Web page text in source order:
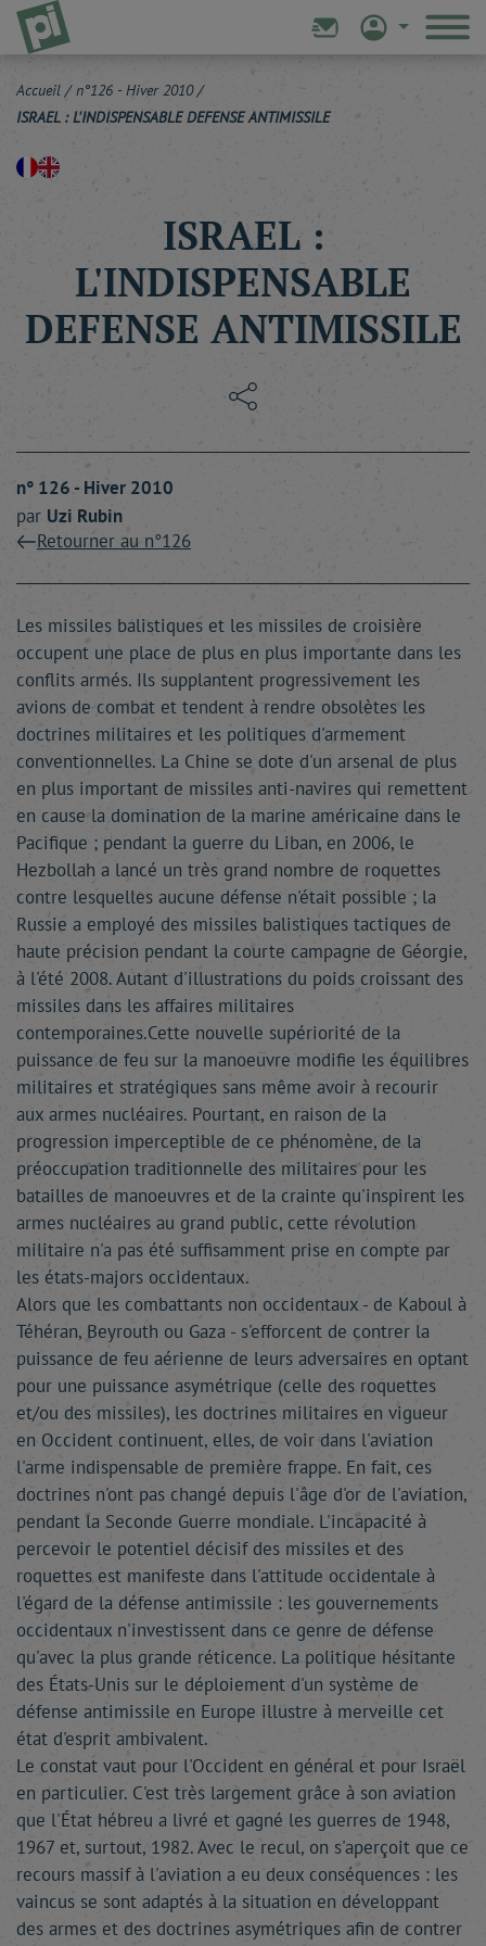
Accueil / n°126 - Hiver 2010/
ISRAEL : L'INDISPENSABLE DEFENSE ANTIMISSILE
ISRAEL :
L'INDISPENSABLE
DEFENSE ANTIMISSILE
n° 126 - Hiver 2010
par Uzi Rubin
Retourner au n°126
Les missiles balistiques et les missiles de croisière
occupent une place de plus en plus importante dans les
conflits armés. Ils supplantent progressivement les
avions de combat et tendent à rendre obsolètes les
doctrines militaires et les politiques d'armement
conventionnelles. La Chine se dote d'un arsenal de plus
en plus important de missiles anti-navires qui remettent
en cause la domination de la marine américaine dans le
Pacifique ; pendant la guerre du Liban, en 2006, le
Hezbollah a lancé un très grand nombre de roquettes
contre lesquelles aucune défense n'était possible ; la
Russie a employé des missiles balistiques tactiques de
haute précision pendant la courte campagne de Géorgie,
à l'été 2008. Autant d'illustrations du poids croissant des
missiles dans les affaires militaires
contemporaines.Cette nouvelle supériorité de la
puissance de feu sur la manoeuvre modifie les équilibres
militaires et stratégiques sans même avoir à recourir
aux armes nucléaires. Pourtant, en raison de la
progression imperceptible de ce phénomène, de la
préoccupation traditionnelle des militaires pour les
batailles de manoeuvres et de la crainte qu'inspirent les
armes nucléaires au grand public, cette révolution
militaire n'a pas été suffisamment prise en compte par
les états-majors occidentaux.
Alors que les combattants non occidentaux - de Kaboul à
Téhéran, Beyrouth ou Gaza - s'efforcent de contrer la
puissance de feu aérienne de leurs adversaires en optant
pour une puissance asymétrique (celle des roquettes
et/ou des missiles), les doctrines militaires en vigueur
en Occident continuent, elles, de voir dans l'aviation
l'arme indispensable de première frappe. En fait, ces
doctrines n'ont pas changé depuis l'âge d'or de l'aviation,
pendant la Seconde Guerre mondiale. L'incapacité à
percevoir le potentiel décisif des missiles et des
roquettes est manifeste dans l'attitude occidentale à
l'égard de la défense antimissile : les gouvernements
occidentaux n'investissent dans ce genre de défense
qu'avec la plus grande réticence. La politique hésitante
des États-Unis sur le déploiement d'un système de
défense antimissile en Europe illustre à merveille cet
état d'esprit ambivalent.
Le constat vaut pour l'Occident en général et pour Israël
en particulier. C'est très largement grâce à son aviation
que l'État hébreu a livré et gagné les guerres de 1948,
1967 et, surtout, 1982. Avec le recul, on s'aperçoit que ce
recours massif à l'aviation a eu deux conséquences : les
vaincus se sont adaptés à la situation en développant
des armes et des doctrines asymétriques afin de contrer